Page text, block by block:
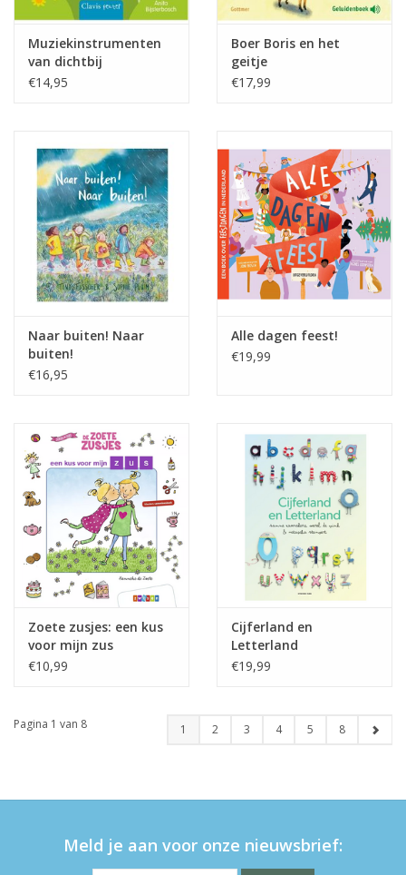
Muziekinstrumenten
van dichtbij
€14,95
Boer Boris en het
geitje
€17,99
Naar buiten! Naar
buiten!
€16,95
Alle dagen feest!
€19,99
Zoete zusjes: een kus
voor mijn zus
€10,99
Cijferland en
Letterland
€19,99
Pagina 1 van 8 1 2 3 4 5 8
Meld je aan voor onze nieuwsbrief: